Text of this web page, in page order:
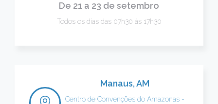
De 21 a 23 de setembro
Todos os dias das 07h30 às 17h30
Manaus, AM
Centro de Convenções do Amazonas -